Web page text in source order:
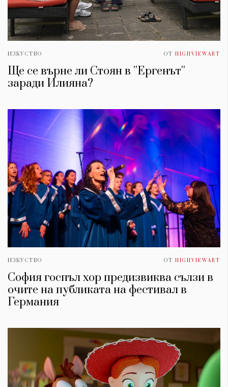
ИЗКУСТВО ОТ HIGHVIEWART
Ще се върне ли Стоян в ''Ергенът''
заради Илияна?
ИЗКУСТВО ОТ HIGHVIEWART
София госпъл хор предизвиква сълзи в
очите на публиката на фестивал в
Германия